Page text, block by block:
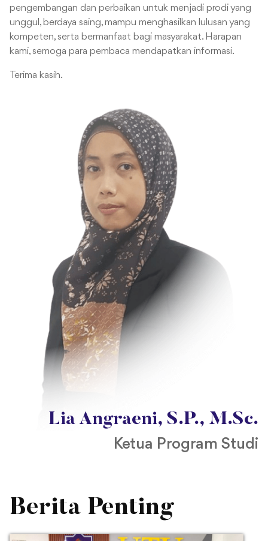
pengembangan dan perbaikan untuk menjadi prodi yang
unggul, berdaya saing, mampu menghasilkan lulusan yang
kompeten, serta bermanfaat bagi masyarakat. Harapan
kami, semoga para pembaca mendapatkan informasi.
Terima kasih.
Lia Angraeni, S.P., M.Sc.
Ketua Program Studi
Berita Penting